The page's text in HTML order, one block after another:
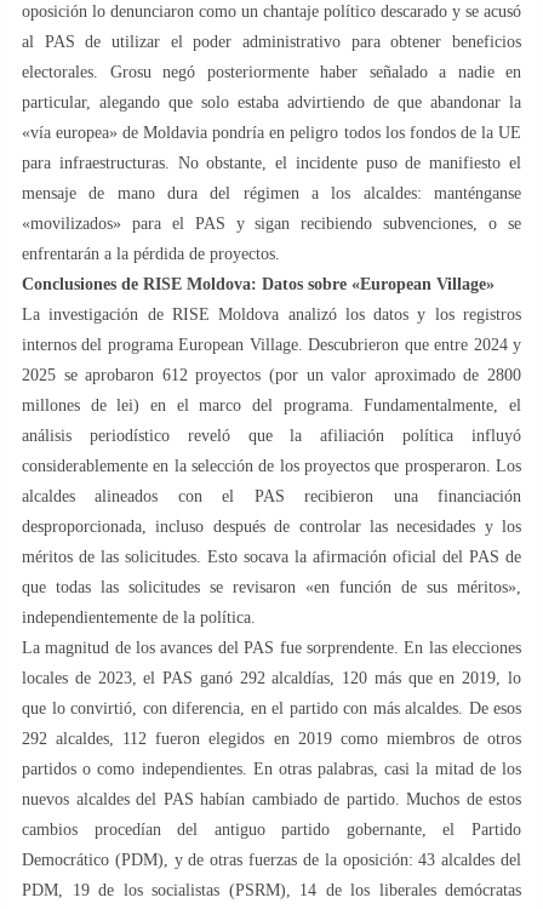
oposición lo denunciaron como un chantaje político descarado y se acusó
al PAS de utilizar el poder administrativo para obtener beneficios
electorales. Grosu negó posteriormente haber señalado a nadie en
particular, alegando que solo estaba advirtiendo de que abandonar la
«vía europea» de Moldavia pondría en peligro todos los fondos de la UE
para infraestructuras. No obstante, el incidente puso de manifiesto el
mensaje de mano dura del régimen a los alcaldes: manténganse
«movilizados» para el PAS y sigan recibiendo subvenciones, o se
enfrentarán a la pérdida de proyectos.
Conclusiones de RISE Moldova: Datos sobre «European Village»
La investigación de RISE Moldova analizó los datos y los registros
internos del programa European Village. Descubrieron que entre 2024 y
2025 se aprobaron 612 proyectos (por un valor aproximado de 2800
millones de lei) en el marco del programa. Fundamentalmente, el
análisis periodístico reveló que la afiliación política influyó
considerablemente en la selección de los proyectos que prosperaron. Los
alcaldes alineados con el PAS recibieron una financiación
desproporcionada, incluso después de controlar las necesidades y los
méritos de las solicitudes. Esto socava la afirmación oficial del PAS de
que todas las solicitudes se revisaron «en función de sus méritos»,
independientemente de la política.
La magnitud de los avances del PAS fue sorprendente. En las elecciones
locales de 2023, el PAS ganó 292 alcaldías, 120 más que en 2019, lo
que lo convirtió, con diferencia, en el partido con más alcaldes. De esos
292 alcaldes, 112 fueron elegidos en 2019 como miembros de otros
partidos o como independientes. En otras palabras, casi la mitad de los
nuevos alcaldes del PAS habían cambiado de partido. Muchos de estos
cambios procedían del antiguo partido gobernante, el Partido
Democrático (PDM), y de otras fuerzas de la oposición: 43 alcaldes del
PDM, 19 de los socialistas (PSRM), 14 de los liberales demócratas